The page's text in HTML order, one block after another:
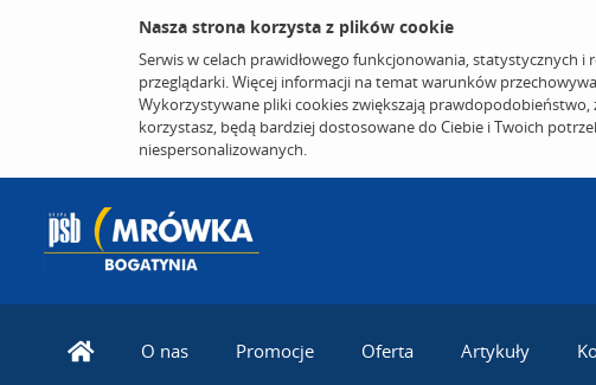
Nasza strona korzysta z plików cookie
Serwis w celach prawidłowego funkcjonowania, statystycznych
przeglądarki. Więcej informacji na temat warunków
Wykorzystywane pliki cookies zwiększają
korzystasz, będą bardziej dostosowane do Ciebie i Twoich
niespersonalizowanych.
O nas Promocje Oferta Artykuły